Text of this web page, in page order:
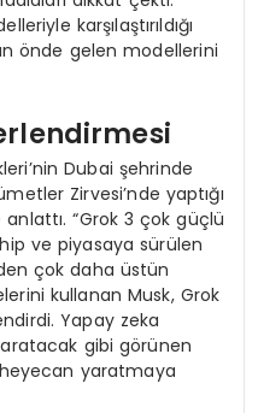
karşılaştırıldığı
önde gelen modellerini
Dubai şehrinde
Zirvesi’nde yaptığı
“Grok 3 çok güçlü
ve piyasaya sürülen
çok daha üstün
kullanan Musk, Grok
Yapay zeka
gibi görünen
yaratmaya